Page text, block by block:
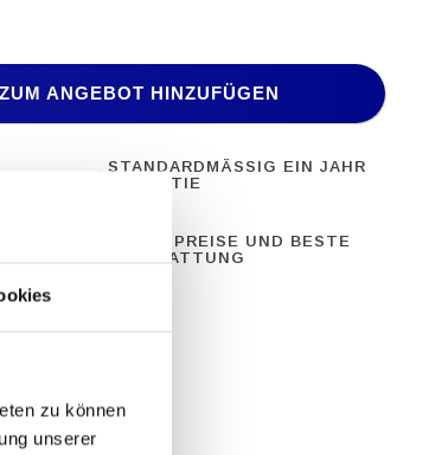
zu können
unserer
ZUM ANGEBOT HINZUFÜGEN
STANDARDMÄSSIG EIN JAHR G
ARANTIE
BESTE PREISE UND BESTE
AUSSTATTUNG